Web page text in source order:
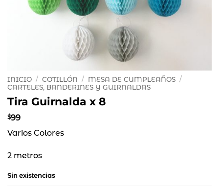
INICIO / COTILLÓN / MESA DE CUMPLEAÑOS /
CARTELES, BANDERINES Y GUIRNALDAS
Tira Guirnalda x 8
$99
Varios Colores
2 metros
Sin existencias